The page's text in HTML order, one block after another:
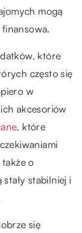
mogą
które
często się
w
akcesoriów
, które
o
stabilniej i
się